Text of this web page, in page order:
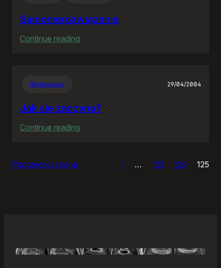
Samonierozwiązanie
Continue reading
Blogowanie 29/04/2004
Jak się zaczyna?
Continue reading
Poprzednia strona 1 … 123 124 125